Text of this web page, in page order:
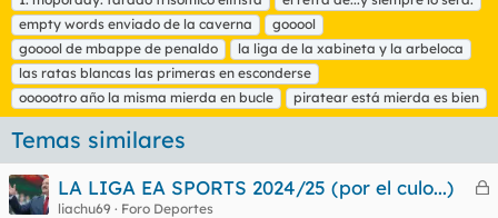
u
e
t
a
s
empty words enviado de la caverna
gooool
gooool de mbappe de penaldo
la liga de la xabineta y la arbeloca
las ratas blancas las primeras en esconderse
oooootro año la misma mierda en bucle
piratear está mierda es bien
Temas similares
C
LA LIGA EA SPORTS 2024/25 (por el culo...)
liachu69
Foro Deportes